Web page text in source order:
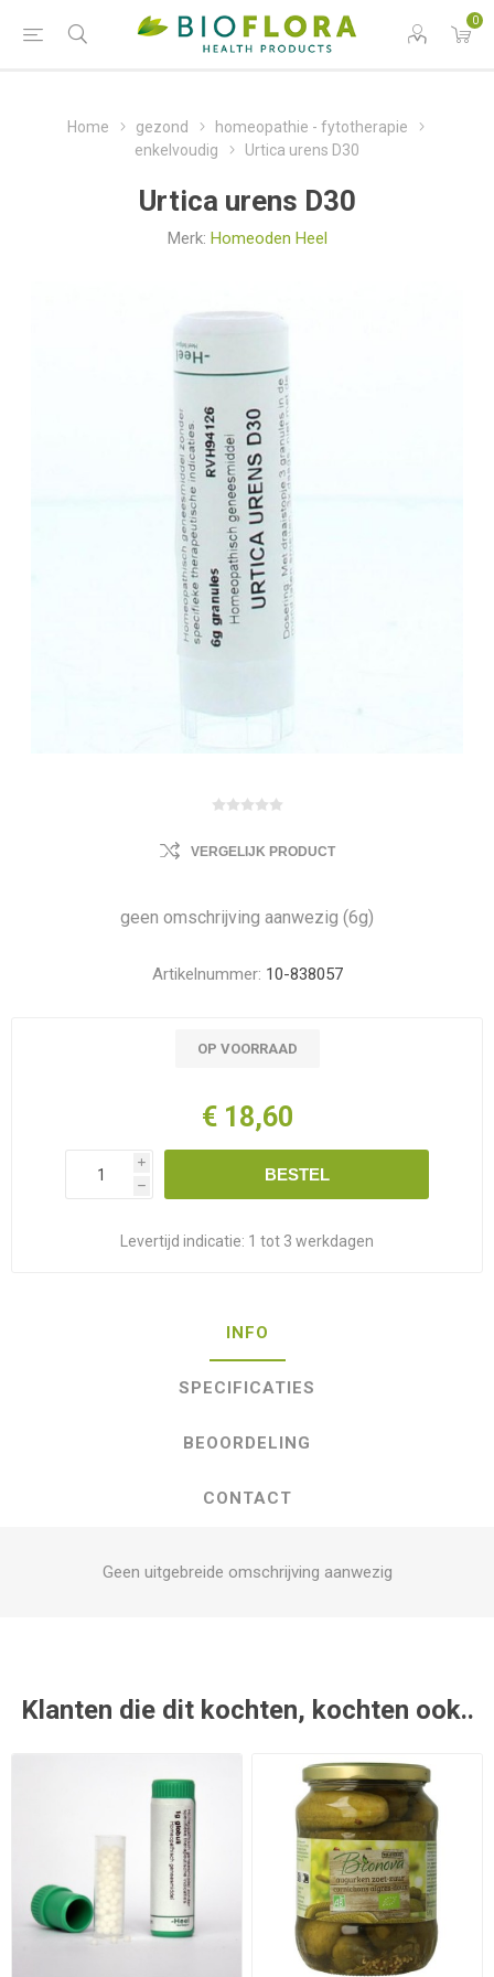
0
Home gezond
homeopathie - fytotherapie
enkelvoudig
Urtica urens D30
Urtica urens D30
Merk: Homeoden Heel
VERGELIJK PRODUCT
geen omschrijving aanwezig (6g)
Artikelnummer: 10-838057
OP VOORRAAD
€ 18,60
i
h
BESTEL
Levertijd indicatie: 1 tot 3 werkdagen
INFO
SPECIFICATIES
BEOORDELING
CONTACT
Geen uitgebreide omschrijving aanwezig
Klanten die dit kochten, kochten ook..